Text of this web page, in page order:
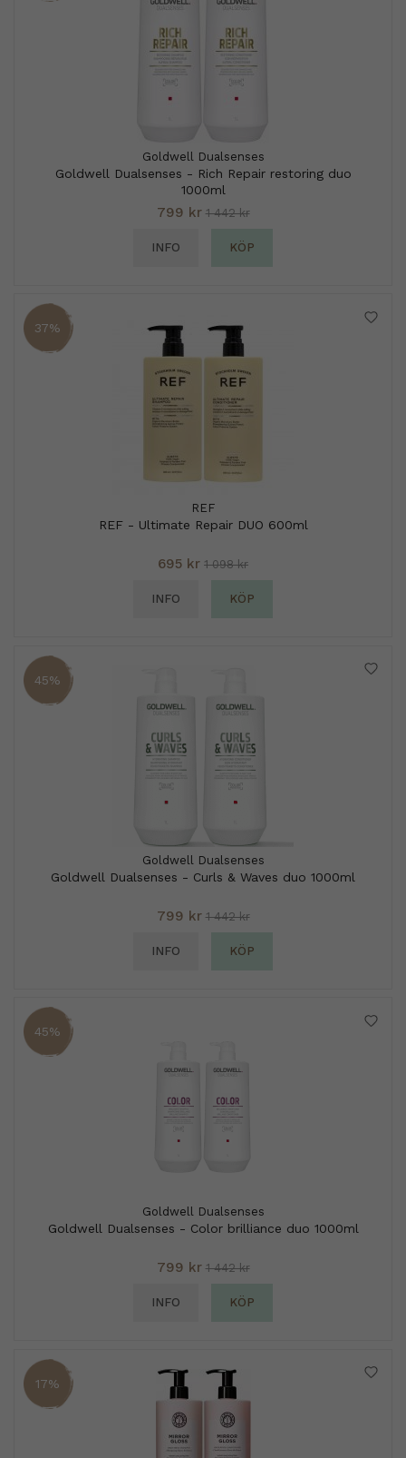
Goldwell Dualsenses
Goldwell Dualsenses - Rich Repair restoring duo
1000ml
799 kr 1 442 kr
INFO KÖP
37%
REF
REF - Ultimate Repair DUO 600ml
695 kr 1 098 kr
INFO KÖP
45%
Goldwell Dualsenses
Goldwell Dualsenses - Curls & Waves duo 1000ml
799 kr 1 442 kr
INFO KÖP
45%
Goldwell Dualsenses
Goldwell Dualsenses - Color brilliance duo 1000ml
799 kr 1 442 kr
INFO KÖP
17%